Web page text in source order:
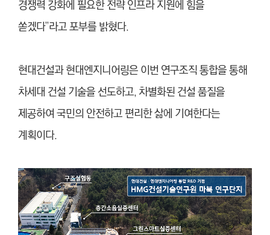
경쟁력 강화에 필요한 전략 인프라 지원에 힘을
쏟겠다”라고 포부를 밝혔다.
현대건설과 현대엔지니어링은 이번 연구조직 통합을 통해
차세대 건설 기술을 선도하고, 차별화된 건설 품질을
제공하여 국민의 안전하고 편리한 삶에 기여한다는
계획이다.